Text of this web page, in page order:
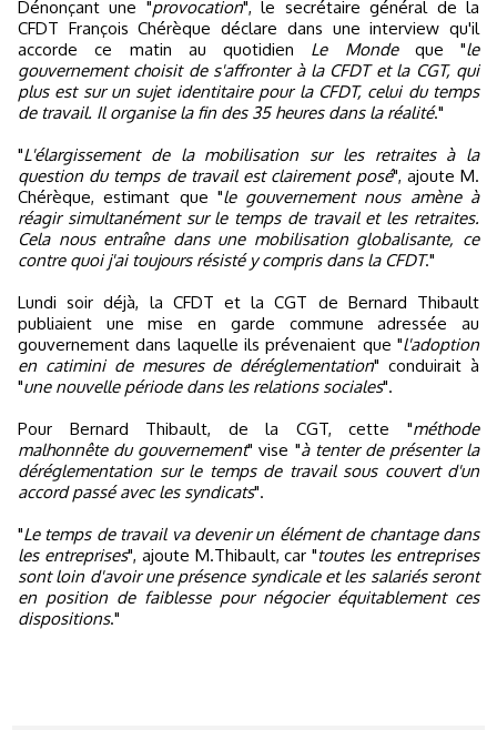
Dénonçant une "provocation", le secrétaire général de la
CFDT François Chérèque déclare dans une interview qu'il
accorde ce matin au quotidien Le Monde que "le
gouvernement choisit de s'affronter à la CFDT et la CGT, qui
plus est sur un sujet identitaire pour la CFDT, celui du temps
de travail. Il organise la fin des 35 heures dans la réalité."
"L'élargissement de la mobilisation sur les retraites à la
question du temps de travail est clairement posé", ajoute M.
Chérèque, estimant que "le gouvernement nous amène à
réagir simultanément sur le temps de travail et les retraites.
Cela nous entraîne dans une mobilisation globalisante, ce
contre quoi j'ai toujours résisté y compris dans la CFDT."
Lundi soir déjà, la CFDT et la CGT de Bernard Thibault
publiaient une mise en garde commune adressée au
gouvernement dans laquelle ils prévenaient que "l'adoption
en catimini de mesures de déréglementation" conduirait à
"une nouvelle période dans les relations sociales".
Pour Bernard Thibault, de la CGT, cette "méthode
malhonnête du gouvernement" vise "à tenter de présenter la
déréglementation sur le temps de travail sous couvert d'un
accord passé avec les syndicats".
"Le temps de travail va devenir un élément de chantage dans
les entreprises", ajoute M.Thibault, car "toutes les entreprises
sont loin d'avoir une présence syndicale et les salariés seront
en position de faiblesse pour négocier équitablement ces
dispositions."